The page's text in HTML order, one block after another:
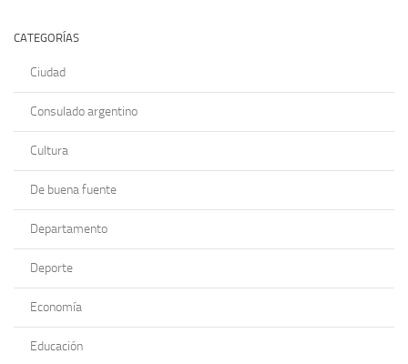
CATEGORÍAS
Ciudad
Consulado argentino
Cultura
De buena fuente
Departamento
Deporte
Economía
Educación